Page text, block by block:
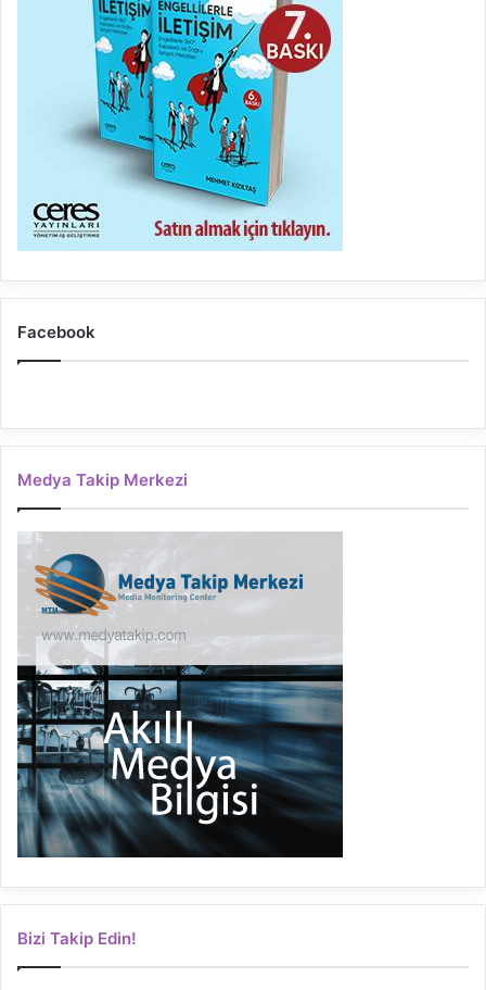
Facebook
Medya Takip Merkezi
Bizi Takip Edin!